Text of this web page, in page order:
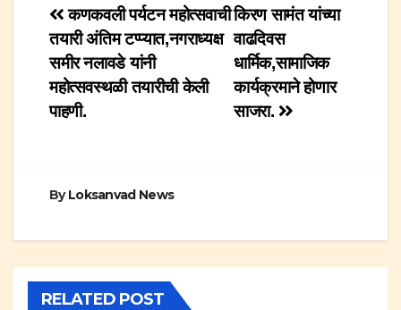
Post
navigation
किरण सामंत यांच्या
वाढदिवस
धार्मिक,सामाजिक
कार्यक्रमाने होणार
साजरा.
कणकवली पर्यटन महोत्सवाची
तयारी अंतिम टप्प्यात,नगराध्यक्ष
समीर नलावडे यांनी
महोत्सवस्थळी तयारीची केली
पाहणी.
ByLoksanvad News
RELATED POST